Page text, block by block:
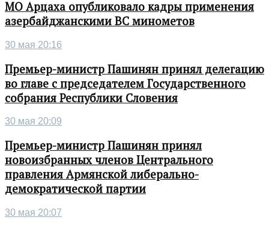
МО Арцаха опубликовало кадры применения
азербайджанскими ВС минометов
30 мая 20:16
Премьер-министр Пашинян принял делегацию
во главе с председателем Государственного
собрания Республики Словения
30 мая 20:09
Премьер-министр Пашинян принял
новоизбранных членов Центрального
правления Армянской либерально-
демократической партии
30 мая 20:07